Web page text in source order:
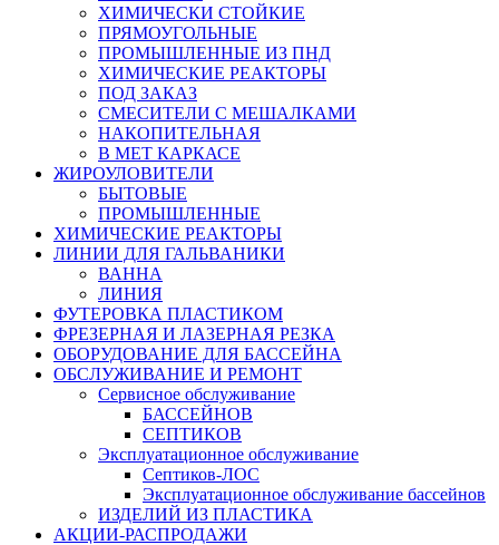
ХИМИЧЕСКИ СТОЙКИЕ
ПРЯМОУГОЛЬНЫЕ
ПРОМЫШЛЕННЫЕ ИЗ ПНД
ХИМИЧЕСКИЕ РЕАКТОРЫ
ПОД ЗАКАЗ
СМЕСИТЕЛИ С МЕШАЛКАМИ
НАКОПИТЕЛЬНАЯ
В МЕТ КАРКАСЕ
ЖИРОУЛОВИТЕЛИ
БЫТОВЫЕ
ПРОМЫШЛЕННЫЕ
ХИМИЧЕСКИЕ РЕАКТОРЫ
ЛИНИИ ДЛЯ ГАЛЬВАНИКИ
ВАННА
ЛИНИЯ
ФУТЕРОВКА ПЛАСТИКОМ
ФРЕЗЕРНАЯ И ЛАЗЕРНАЯ РЕЗКА
ОБОРУДОВАНИЕ ДЛЯ БАССЕЙНА
ОБСЛУЖИВАНИЕ И РЕМОНТ
Сервисное обслуживание
БАССЕЙНОВ
СЕПТИКОВ
Эксплуатационное обслуживание
Септиков-ЛОС
Эксплуатационное обслуживание бассейнов
ИЗДЕЛИЙ ИЗ ПЛАСТИКА
АКЦИИ-РАСПРОДАЖИ